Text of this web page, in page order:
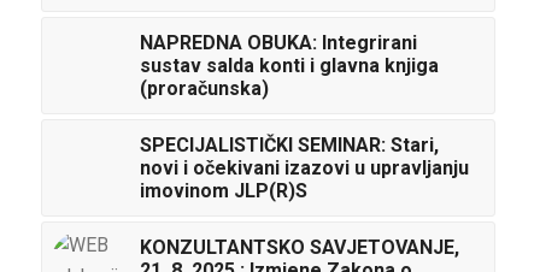
NAPREDNA OBUKA: Integrirani
sustav salda konti i glavna knjiga
(proračunska)
SPECIJALISTIČKI SEMINAR: Stari,
novi i očekivani izazovi u upravljanju
imovinom JLP(R)S
KONZULTANTSKO SAVJETOVANJE,